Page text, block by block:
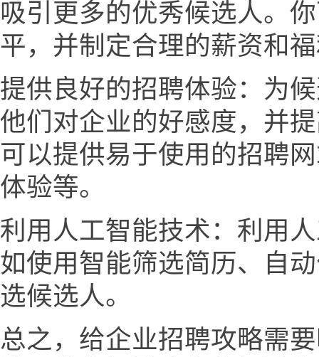
吸引更多的优秀候选人。
平，并制定合理的薪资和
提供良好的招聘体验：为
他们对企业的好感度，并
可以提供易于使用的招聘
体验等。
利用人工智能技术：利用
如使用智能筛选简历、自
选候选人。
总之，给企业招聘攻略需